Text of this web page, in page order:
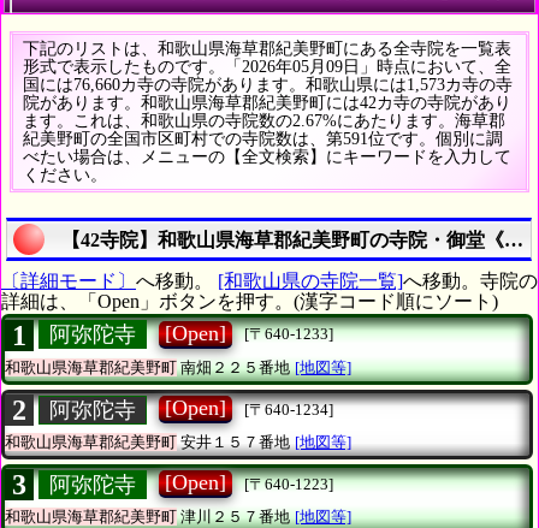
下記のリストは、和歌山県海草郡紀美野町にある全寺院を一覧表
形式で表示したものです。「2026年05月09日」時点において、全
国には76,660カ寺の寺院があります。和歌山県には1,573カ寺の寺
院があります。和歌山県海草郡紀美野町には42カ寺の寺院があり
ます。これは、和歌山県の寺院数の2.67%にあたります。海草郡
紀美野町の全国市区町村での寺院数は、第591位です。個別に調
べたい場合は、メニューの【全文検索】にキーワードを入力して
ください。
【42寺院】和歌山県海草郡紀美野町の寺院・御堂《総
〔詳細モード〕 へ移動。 [和歌山県の寺院一覧]へ移動。寺院の
詳細は、「Open」ボタンを押す。(漢字コード順にソート)
1 阿弥陀寺 [Open]
[〒640-1233]
和歌山県海草郡紀美野町南畑２２５番地 [地図等]
2 阿弥陀寺 [Open]
[〒640-1234]
和歌山県海草郡紀美野町安井１５７番地 [地図等]
3 阿弥陀寺 [Open]
[〒640-1223]
和歌山県海草郡紀美野町津川２５７番地 [地図等]